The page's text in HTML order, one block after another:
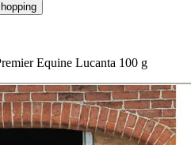
Equine Lucanta 100 g